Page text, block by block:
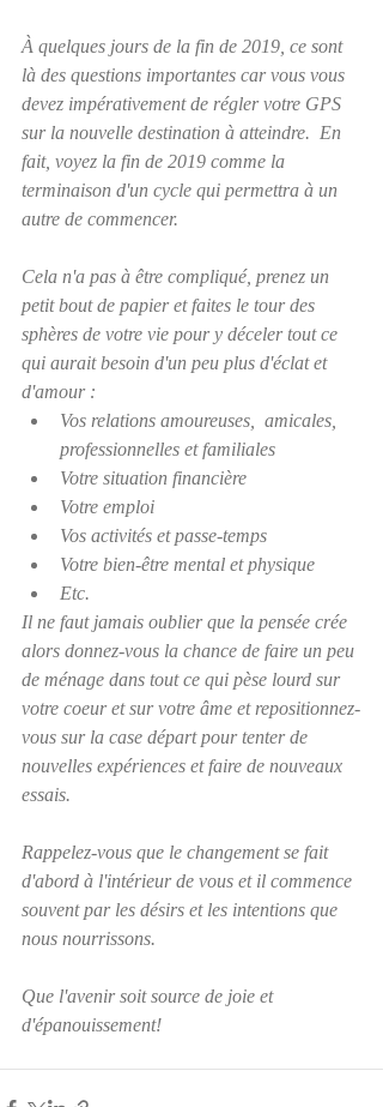
À quelques jours de la fin de 2019, ce sont
là des questions importantes car vous vous
devez impérativement de régler votre GPS
sur la nouvelle destination à atteindre.  En
fait, voyez la fin de 2019 comme la
terminaison d'un cycle qui permettra à un
autre de commencer.
Cela n'a pas à être compliqué, prenez un
petit bout de papier et faites le tour des
sphères de votre vie pour y déceler tout ce
qui aurait besoin d'un peu plus d'éclat et
d'amour :
Vos relations amoureuses,  amicales,
professionnelles et familiales
Votre situation financière
Votre emploi
Vos activités et passe-temps
Votre bien-être mental et physique
Etc.
Il ne faut jamais oublier que la pensée crée
alors donnez-vous la chance de faire un peu
de ménage dans tout ce qui pèse lourd sur
votre coeur et sur votre âme et repositionnez-
vous sur la case départ pour tenter de
nouvelles expériences et faire de nouveaux
essais.
Rappelez-vous que le changement se fait
d'abord à l'intérieur de vous et il commence
souvent par les désirs et les intentions que
nous nourrissons.
Que l'avenir soit source de joie et
d'épanouissement!